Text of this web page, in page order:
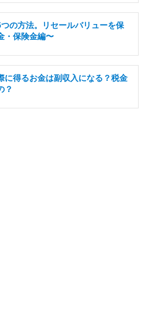
の方法。リセールバリューを保
・保険金編〜
に得るお金は副収入になる？税金
？